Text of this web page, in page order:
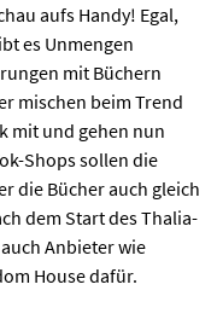
aufs Handy! Egal,
es Unmengen
mit Büchern
mischen beim Trend
mit und gehen nun
Shops sollen die
die Bücher auch gleich
dem Start des Thalia-
Anbieter wie
House dafür.